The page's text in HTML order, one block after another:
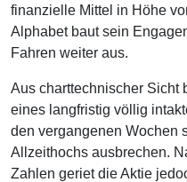
finanzielle Mittel in Höhe
Alphabet baut sein
Fahren weiter aus.
Aus charttechnischer Sicht
eines langfristig völlig
den vergangenen Wochen
Allzeithochs ausbrechen.
Zahlen geriet die Aktie